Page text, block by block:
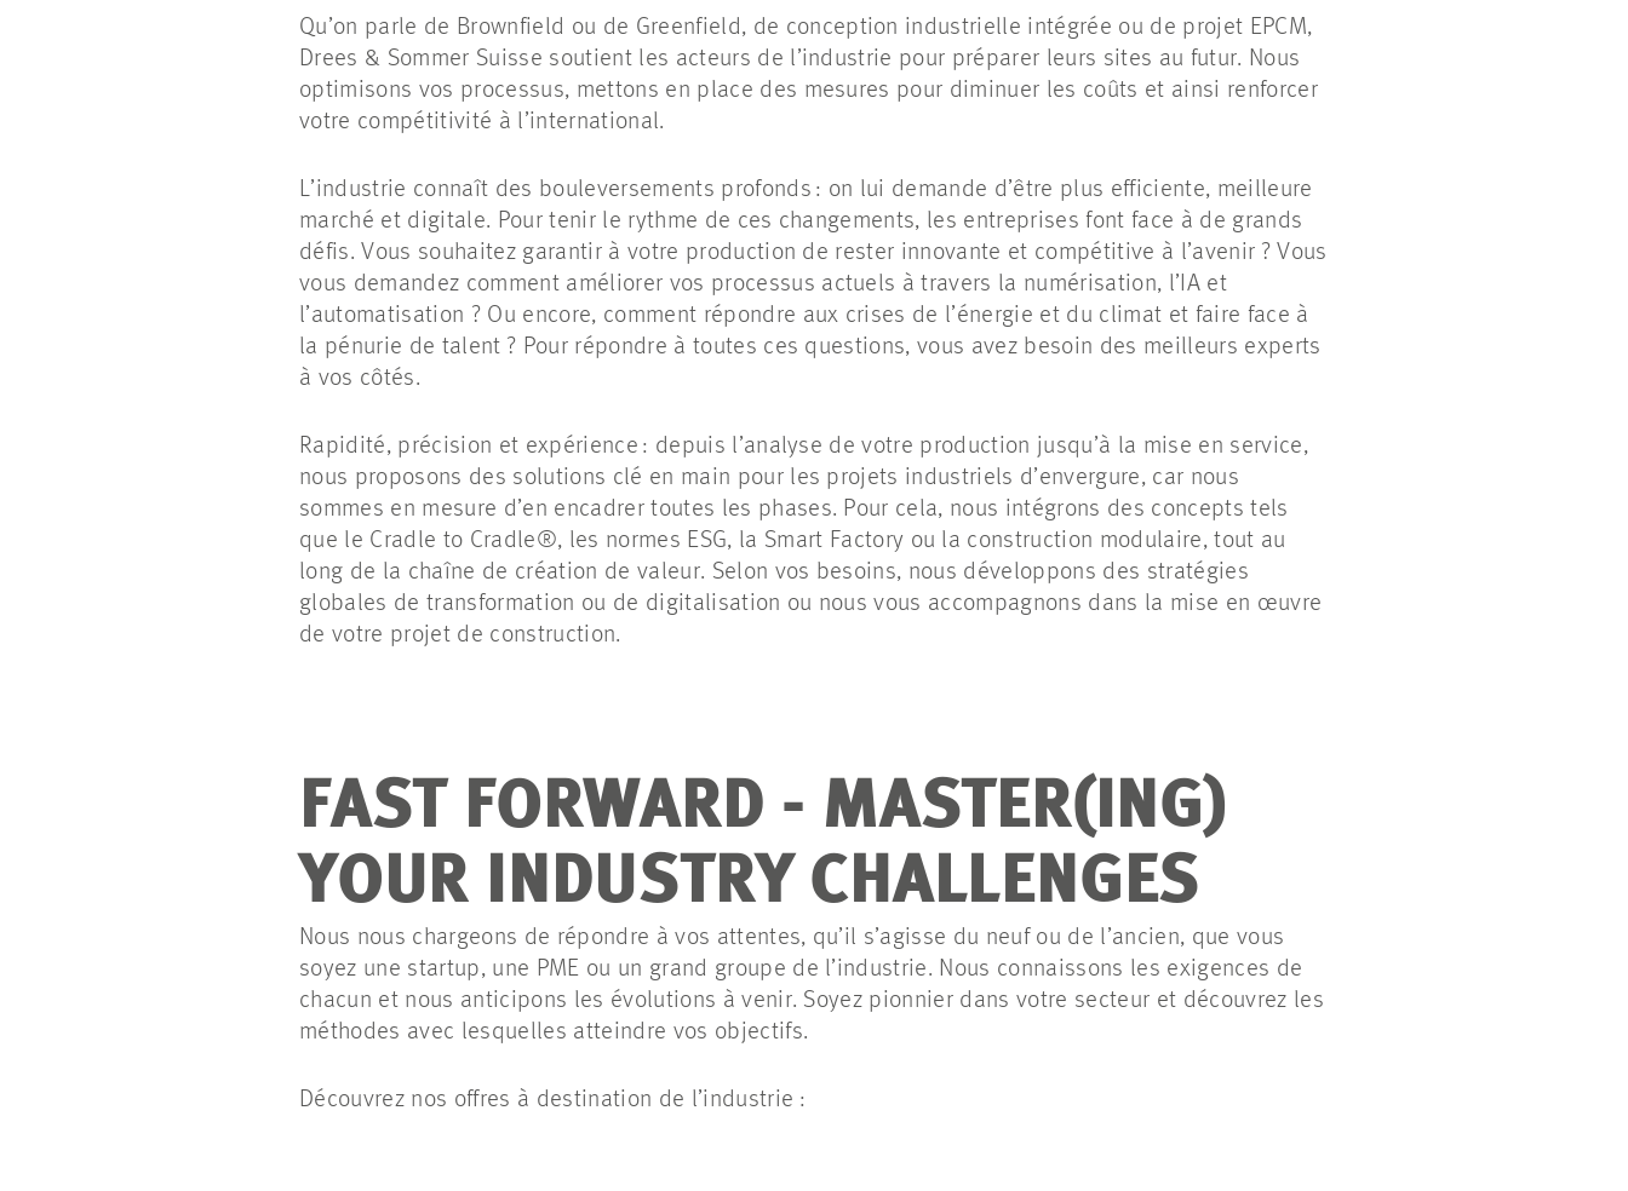
Qu’on parle de Brownfield ou de Greenfield, de conception industrielle intégrée ou de projet EPCM,
Drees & Sommer Suisse soutient les acteurs de l’industrie pour préparer leurs sites au futur. Nous
optimisons vos processus, mettons en place des mesures pour diminuer les coûts et ainsi renforcer
votre compétitivité à l’international.
L’industrie connaît des bouleversements profonds : on lui demande d’être plus efficiente, meilleure
marché et digitale. Pour tenir le rythme de ces changements, les entreprises font face à de grands
défis. Vous souhaitez garantir à votre production de rester innovante et compétitive à l’avenir ? Vous
vous demandez comment améliorer vos processus actuels à travers la numérisation, l’IA et
l’automatisation ? Ou encore, comment répondre aux crises de l’énergie et du climat et faire face à
la pénurie de talent ? Pour répondre à toutes ces questions, vous avez besoin des meilleurs experts
à vos côtés.
Rapidité, précision et expérience : depuis l’analyse de votre production jusqu’à la mise en service,
nous proposons des solutions clé en main pour les projets industriels d’envergure, car nous
sommes en mesure d’en encadrer toutes les phases. Pour cela, nous intégrons des concepts tels
que le Cradle to Cradle®, les normes ESG, la Smart Factory ou la construction modulaire, tout au
long de la chaîne de création de valeur. Selon vos besoins, nous développons des stratégies
globales de transformation ou de digitalisation ou nous vous accompagnons dans la mise en œuvre
de votre projet de construction.
FAST FORWARD - MASTER(ING)
YOUR INDUSTRY CHALLENGES
Nous nous chargeons de répondre à vos attentes, qu’il s’agisse du neuf ou de l’ancien, que vous
soyez une startup, une PME ou un grand groupe de l’industrie. Nous connaissons les exigences de
chacun et nous anticipons les évolutions à venir. Soyez pionnier dans votre secteur et découvrez les
méthodes avec lesquelles atteindre vos objectifs.
Découvrez nos offres à destination de l’industrie :